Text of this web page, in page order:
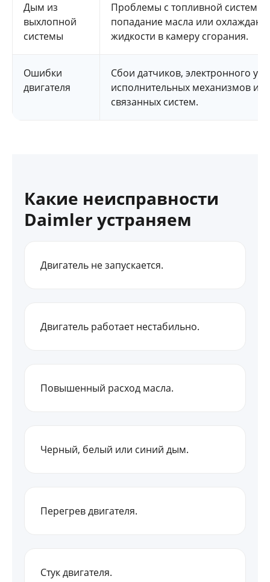
Дым из
выхлопной
системы
Проблемы с топливной
попадание масла или
жидкости в камеру сгорания.
Ошибки
двигателя
Сбои датчиков, электронного
исполнительных механизмов или
связанных систем.
Какие неисправности
Daimler устраняем
Двигатель не запускается.
Двигатель работает нестабильно.
Повышенный расход масла.
Черный, белый или синий дым.
Перегрев двигателя.
Стук двигателя.